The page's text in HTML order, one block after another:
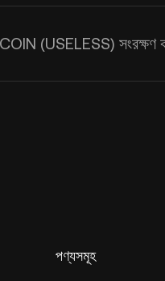
(USELESS) সংরক্ষণ
পণ্যসমূহ